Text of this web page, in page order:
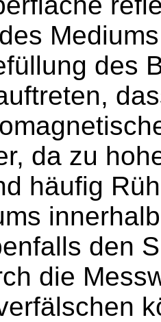
des
da zu
häufig
den
die